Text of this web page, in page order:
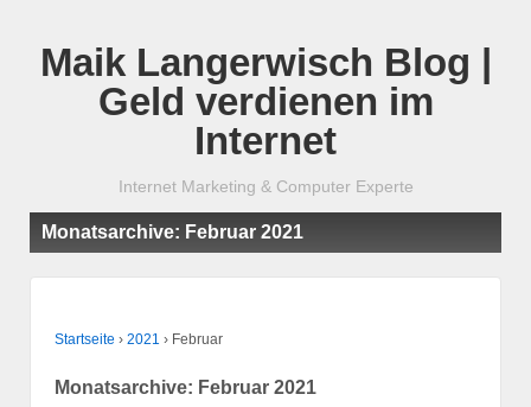
Maik Langerwisch Blog |
Geld verdienen im
Internet
Internet Marketing & Computer Experte
Monatsarchive: Februar 2021
Startseite › 2021 › Februar
Monatsarchive: Februar 2021